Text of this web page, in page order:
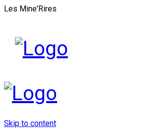
Les Mine'Rires
Skip to content